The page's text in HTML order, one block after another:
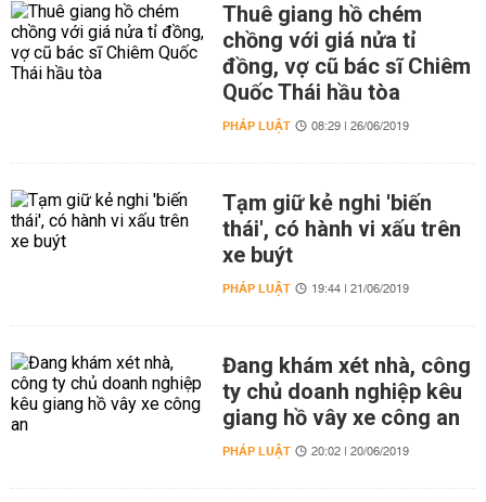
Thuê giang hồ chém
chồng với giá nửa tỉ
đồng, vợ cũ bác sĩ Chiêm
Quốc Thái hầu tòa
PHÁP LUẬT 08:29 | 26/06/2019
Tạm giữ kẻ nghi 'biến
thái', có hành vi xấu trên
xe buýt
PHÁP LUẬT 19:44 | 21/06/2019
Đang khám xét nhà, công
ty chủ doanh nghiệp kêu
giang hồ vây xe công an
PHÁP LUẬT 20:02 | 20/06/2019